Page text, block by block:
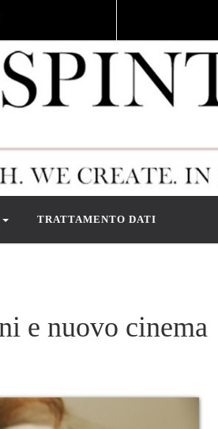
TRATTAMENTO DATI
e nuovo cinema